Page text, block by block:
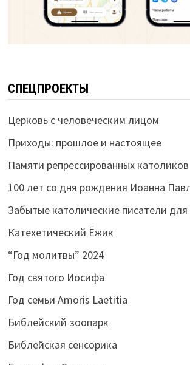
СПЕЦПРОЕКТЫ
Церковь с человеческим лицом
Приходы: прошлое и настоящее
Памяти репрессированных католиков
100 лет со дня рождения Иоанна
Забытые католические писатели
Катехетический Ёжик
“Год молитвы” 2024
Год святого Иосифа
Год семьи Amoris Laetitia
Библейский зоопарк
Библейская сенсорика